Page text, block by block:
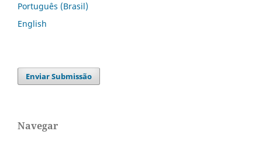
Português (Brasil)
English
Enviar Submissão
Navegar